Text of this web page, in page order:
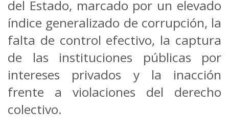
del Estado, marcado por un elevado
índice generalizado de corrupción, la
falta de control efectivo, la captura
de las instituciones públicas por
intereses privados y la inacción
frente a violaciones del derecho
colectivo.